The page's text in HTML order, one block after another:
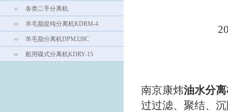
各类二手分离机
羊毛脂提纯分离机KDRM-4
羊毛脂分离机DPM328C
船用碟式分离机KDRY-15
南京康炜油水分
过过滤、聚结、